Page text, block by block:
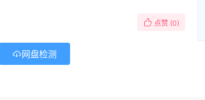
点赞 (0)
网盘检测